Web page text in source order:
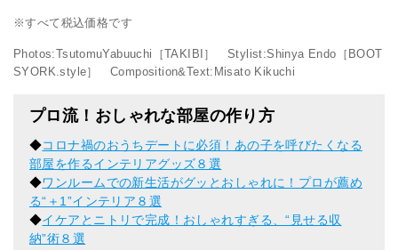
※すべて税込価格です
Photos:TsutomuYabuuchi［TAKIBI］ Stylist:Shinya Endo［BOOT
SYORK.style］ Composition&Text:Misato Kikuchi
プロ流！おしゃれな部屋の作り方
◆コロナ禍のおうちデートに必須！あの子を呼びたくなる
部屋を作るインテリアグッズ８選
◆ワンルームでの新生活がグッとおしゃれに！プロが薦め
る“＋1”インテリア８選
◆イケアとニトリで完成！おしゃれすぎる、“見せる収
納”術８選